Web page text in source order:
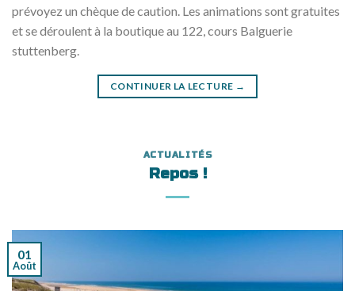
prévoyez un chèque de caution. Les animations sont gratuites
et se déroulent à la boutique au 122, cours Balguerie
stuttenberg.
CONTINUER LA LECTURE →
ACTUALITÉS
Repos !
01
Août